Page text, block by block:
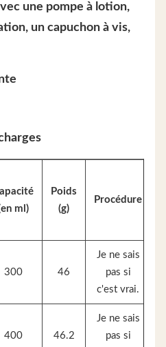
une pompe à lotion,
un capuchon à vis,
ml)
Poids
(g)
Procédure
300 46
Je ne sais
pas si
c'est vrai.
400 46.2
Je ne sais
pas si